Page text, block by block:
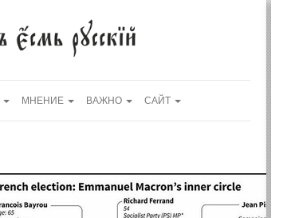
МНЕНИЕ ВАЖНО САЙТ